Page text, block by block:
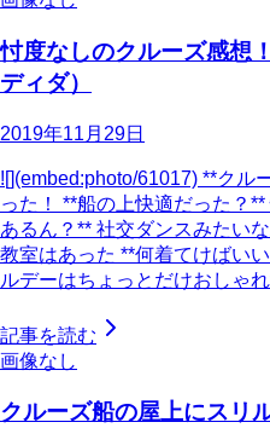
忖度なしのクルーズ感想
ディダ）
2019年11月29日
![](embed:photo/61017) **クル
った！ **船の上快適だった？
あるん？** 社交ダンスみたい
教室はあった **何着てけばい
ルデーはちょっとだけおしゃ
記事を読む
画像なし
クルーズ船の屋上にスリ